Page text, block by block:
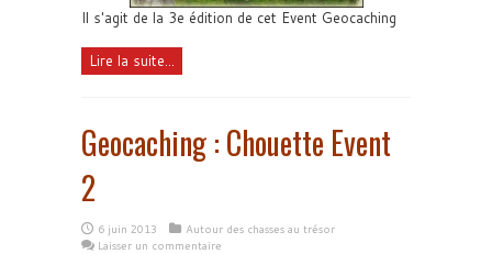
Il s'agit de la 3e édition de cet Event Geocaching
Lire la suite...
Geocaching : Chouette Event
2
6 juin 2013
Autour des chasses au trésor
Laisser un commentaire